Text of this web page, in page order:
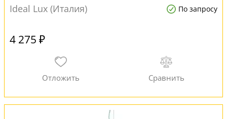
Ideal Lux (Италия)
По запросу
4 275 ₽